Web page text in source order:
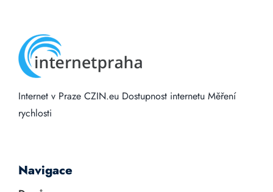
Internet v Praze CZIN.eu Dostupnost internetu Měření
rychlosti
Navigace